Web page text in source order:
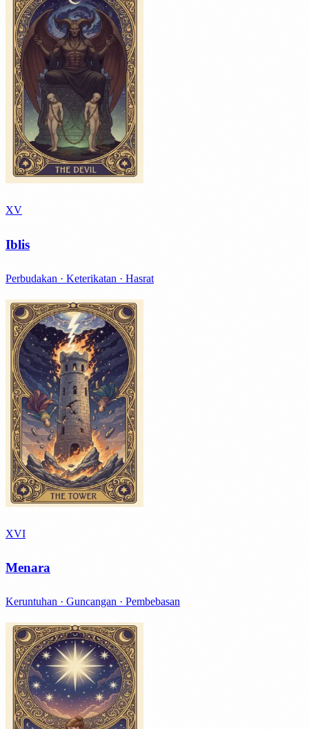
XV
Iblis
Perbudakan · Keterikatan · Hasrat
XVI
Menara
Keruntuhan · Guncangan · Pembebasan